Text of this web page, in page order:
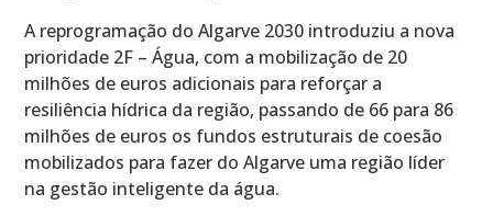
A reprogramação do Algarve 2030 introduziu a nova
prioridade 2F – Água, com a mobilização de 20
milhões de euros adicionais para reforçar a
resiliência hídrica da região, passando de 66 para 86
milhões de euros os fundos estruturais de coesão
mobilizados para fazer do Algarve uma região líder
na gestão inteligente da água.